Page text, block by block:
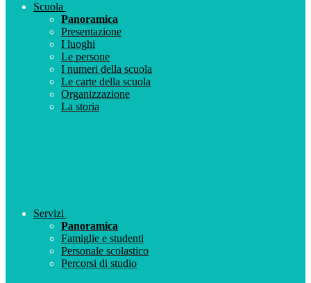
Scuola
Panoramica
Presentazione
I luoghi
Le persone
I numeri della scuola
Le carte della scuola
Organizzazione
La storia
Servizi
Panoramica
Famiglie e studenti
Personale scolastico
Percorsi di studio